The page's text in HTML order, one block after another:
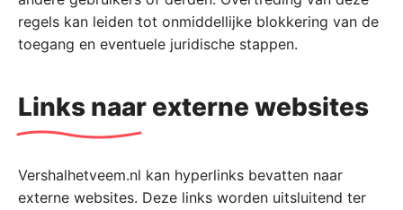
regels kan leiden tot onmiddellijke blokkering van de
toegang en eventuele juridische stappen.
Links naar externe websites
Vershalhetveem.nl kan hyperlinks bevatten naar
externe websites. Deze links worden uitsluitend ter